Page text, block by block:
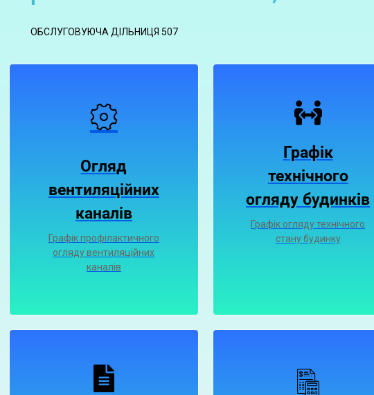
ОБСЛУГОВУЮЧА ДІЛЬНИЦЯ 507
Огляд
вентиляційних
каналiв
Графiк профiлактичного
огляду вентиляцiйних
каналiв
Графік
технічного
огляду будинків
Графік огляду технічного
стану будинку